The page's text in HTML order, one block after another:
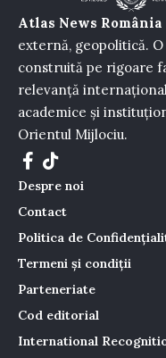
Atlas News România
externă, geopolitică.
construită pe rigoare
relevanță
academice și
Orientul Mijlociu.
Despre noi
Contact
Politica de
Termeni și condiții
Parteneriate
Cod editorial
International